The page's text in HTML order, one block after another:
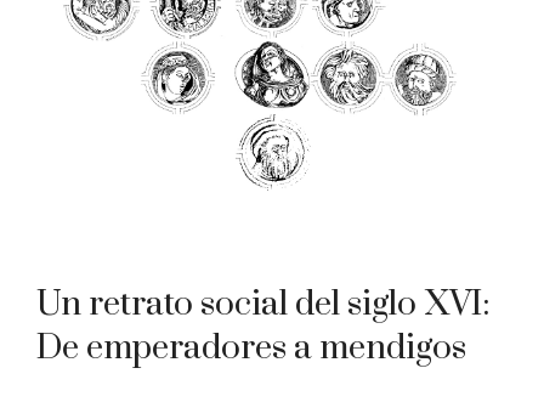
Un retrato social del siglo XVI:
De emperadores a mendigos